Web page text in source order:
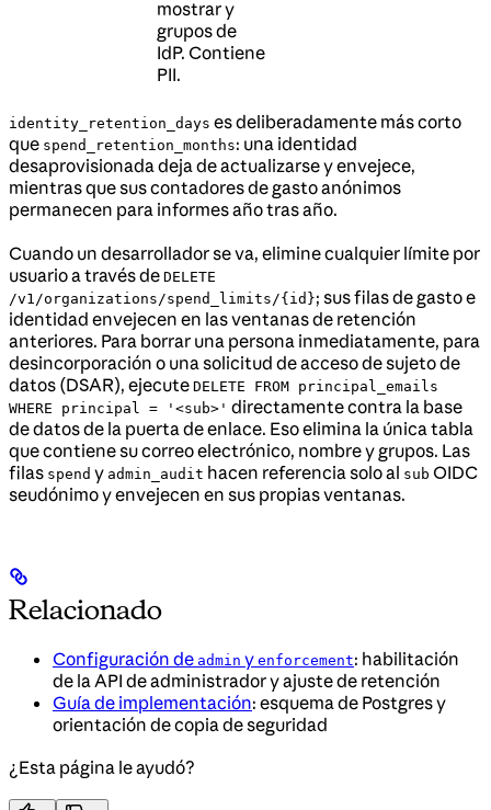
mostrar y
grupos de
IdP. Contiene
PII.
identity_retention_days es deliberadamente más corto
que spend_retention_months: una identidad
desaprovisionada deja de actualizarse y envejece,
mientras que sus contadores de gasto anónimos
permanecen para informes año tras año.
Cuando un desarrollador se va, elimine cualquier límite por
usuario a través de DELETE
/v1/organizations/spend_limits/{id}; sus filas de gasto e
identidad envejecen en las ventanas de retención
anteriores. Para borrar una persona inmediatamente, para
desincorporación o una solicitud de acceso de sujeto de
datos (DSAR), ejecute DELETE FROM principal_emails
WHERE principal = '<sub>' directamente contra la base
de datos de la puerta de enlace. Eso elimina la única tabla
que contiene su correo electrónico, nombre y grupos. Las
filas spend y admin_audit hacen referencia solo al sub OIDC
seudónimo y envejecen en sus propias ventanas.
Relacionado
Configuración de admin y enforcement: habilitación
de la API de administrador y ajuste de retención
Guía de implementación: esquema de Postgres y
orientación de copia de seguridad
¿Esta página le ayudó?